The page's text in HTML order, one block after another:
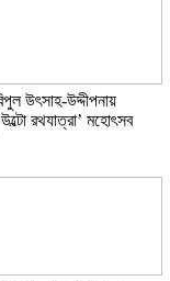
উৎসাহ-উদ্দীপনায়
রথযাত্রা’ মহোৎসব